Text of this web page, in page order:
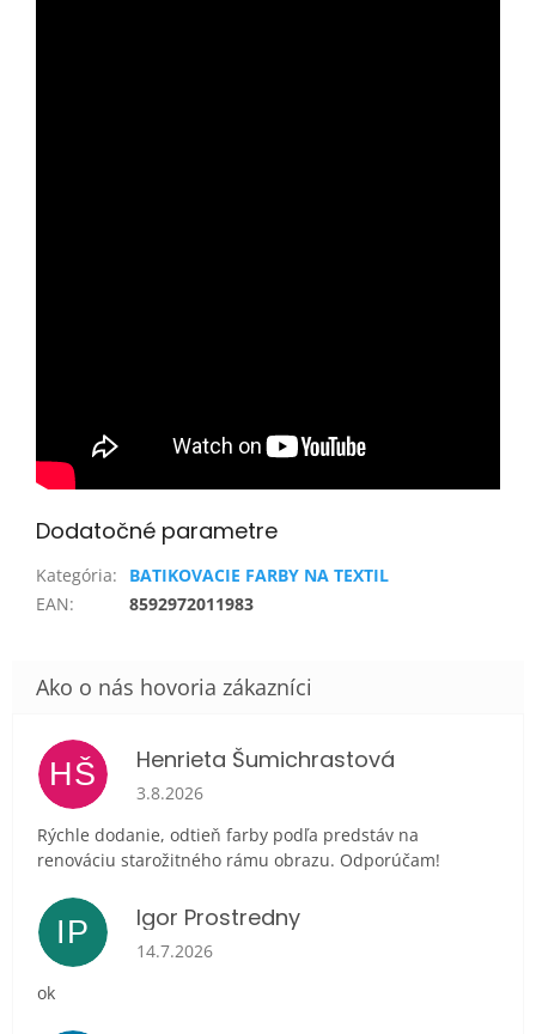
Dodatočné parametre
Kategória:
BATIKOVACIE FARBY NA TEXTIL
EAN: 8592972011983
HŠ Henrieta Šumichrastová
Hodnotenie obchodu je 5 z 5 hviezdičiek.
3.8.2026
Rýchle dodanie, odtieň farby podľa predstáv na
renováciu starožitného rámu obrazu. Odporúčam!
IP Igor Prostredny
Hodnotenie obchodu je 5 z 5 hviezdičiek.
14.7.2026
ok